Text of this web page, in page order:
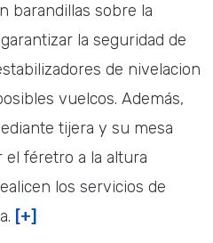
barandillas sobre la
la seguridad de
de nivelacion
vuelcos. Además,
tijera y su mesa
el féretro a la altura
los servicios de
[+]